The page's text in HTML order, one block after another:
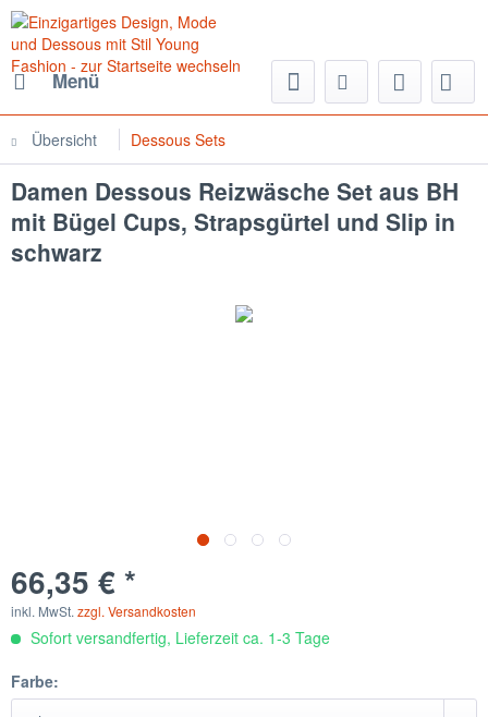
Menü
Übersicht Dessous Sets
Damen Dessous Reizwäsche Set aus BH
mit Bügel Cups, Strapsgürtel und Slip in
schwarz
66,35 € *
inkl. MwSt. zzgl. Versandkosten
Sofort versandfertig, Lieferzeit ca. 1-3 Tage
Farbe: